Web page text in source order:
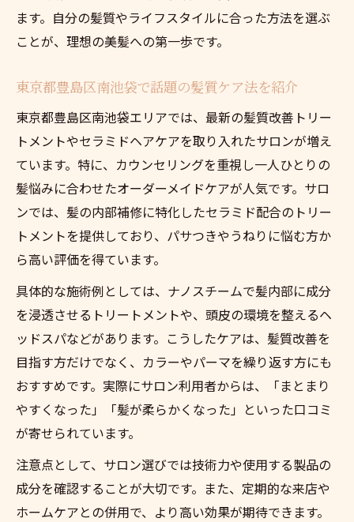
ます。自分の髪質やライフスタイルに合った方法を選ぶ
ことが、理想の美髪への第一歩です。
東京都豊島区南池袋で話題の髪質ケア法を紹介
東京都豊島区南池袋エリアでは、最新の髪質改善トリー
トメントやセラミドヘアケアを取り入れたサロンが増え
ています。特に、カウンセリングを重視し一人ひとりの
髪悩みに合わせたオーダーメイドケアが人気です。サロ
ンでは、髪の内部補修に特化したセラミド配合のトリー
トメントを提供しており、パサつきやうねりに悩む方か
ら高い評価を得ています。
具体的な施術例としては、ナノスチームで髪内部に成分
を浸透させるトリートメントや、頭皮の環境を整えるヘ
ッドスパなどがあります。こうしたケアは、髪質改善を
目指す方だけでなく、カラーやパーマを繰り返す方にも
おすすめです。実際にサロン利用者からは、「まとまり
やすくなった」「髪が柔らかくなった」といった口コミ
が寄せられています。
注意点として、サロン選びでは技術力や使用する製品の
成分を確認することが大切です。また、定期的な来店や
ホームケアとの併用で、より高い効果が期待できます。